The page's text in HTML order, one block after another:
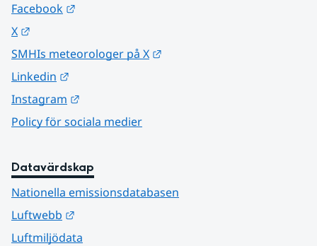
Facebook
X
SMHIs meteorologer på X
Linkedin
Instagram
Policy för sociala medier
Datavärdskap
Nationella emissionsdatabasen
Luftwebb
Luftmiljödata